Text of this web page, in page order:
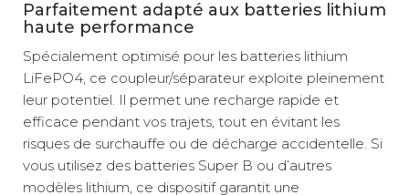
Parfaitement adapté aux batteries lithium
haute performance
Spécialement optimisé pour les batteries lithium
LiFePO4, ce coupleur/séparateur exploite pleinement
leur potentiel. Il permet une recharge rapide et
efficace pendant vos trajets, tout en évitant les
risques de surchauffe ou de décharge accidentelle. Si
vous utilisez des batteries Super B ou d’autres
modèles lithium, ce dispositif garantit une